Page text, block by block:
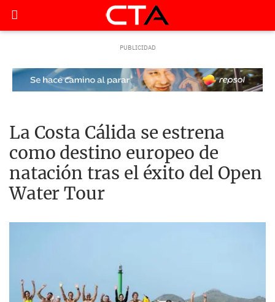
La Costa Cálida se estrena
como destino europeo de
natación tras el éxito del Open
Water Tour